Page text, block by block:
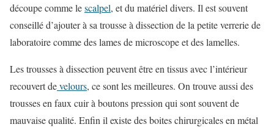
découpe comme lescalpel, et du matériel divers. Il est souvent
conseillé d’ajouter à sa trousse à dissection de la petite verrerie de
laboratoire comme des lames de microscope et des lamelles.
Les trousses à dissection peuvent être en tissus avec l’intérieur
recouvert develours, ce sont les meilleures. On trouve aussi des
trousses en faux cuir à boutons pression qui sont souvent de
mauvaise qualité. Enfin il existe des boites chirurgicales en métal